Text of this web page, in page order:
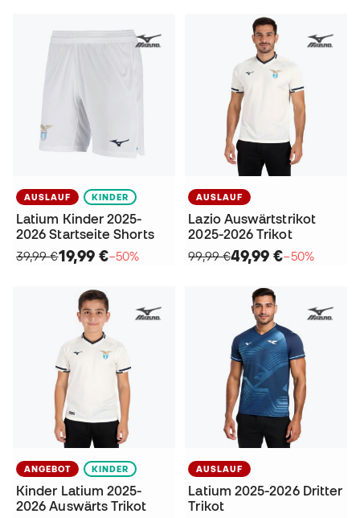
AUSLAUF KINDER
Latium Kinder 2025-
2026 Startseite Shorts
39,99 €19,99 €−50%
AUSLAUF
Lazio Auswärtstrikot
2025-2026 Trikot
99,99 €49,99 €−50%
ANGEBOT KINDER
Kinder Latium 2025-
2026 Auswärts Trikot
AUSLAUF
Latium 2025-2026 Dritter
Trikot